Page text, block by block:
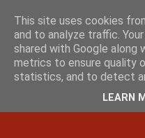
This site uses cookies
and to analyze traffic.
shared with Google along
metrics to ensure quality
statistics, and to detect
LEARN